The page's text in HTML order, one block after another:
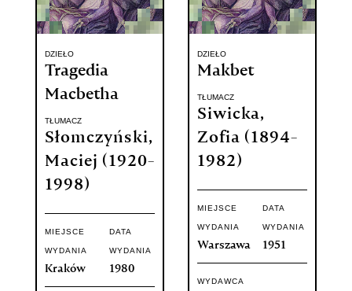
DZIEŁO
Tragedia
Macbetha
TŁUMACZ
Słomczyński,
Maciej (1920-
1998)
MIEJSCE
WYDANIA
Kraków
DATA
WYDANIA
1980
DZIEŁO
Makbet
TŁUMACZ
Siwicka,
Zofia (1894-
1982)
MIEJSCE
WYDANIA
Warszawa
DATA
WYDANIA
1951
WYDAWCA